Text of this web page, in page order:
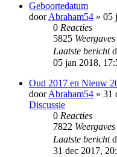
Geboortedatum
doorAbraham54 » 05
0 Reacties
5825 Weergaves
Laatste bericht
05 jan 2018,
Oud 2017 en Nieuw
doorAbraham54 » 31
Discussie
0 Reacties
7822 Weergaves
Laatste bericht
31 dec 2017,